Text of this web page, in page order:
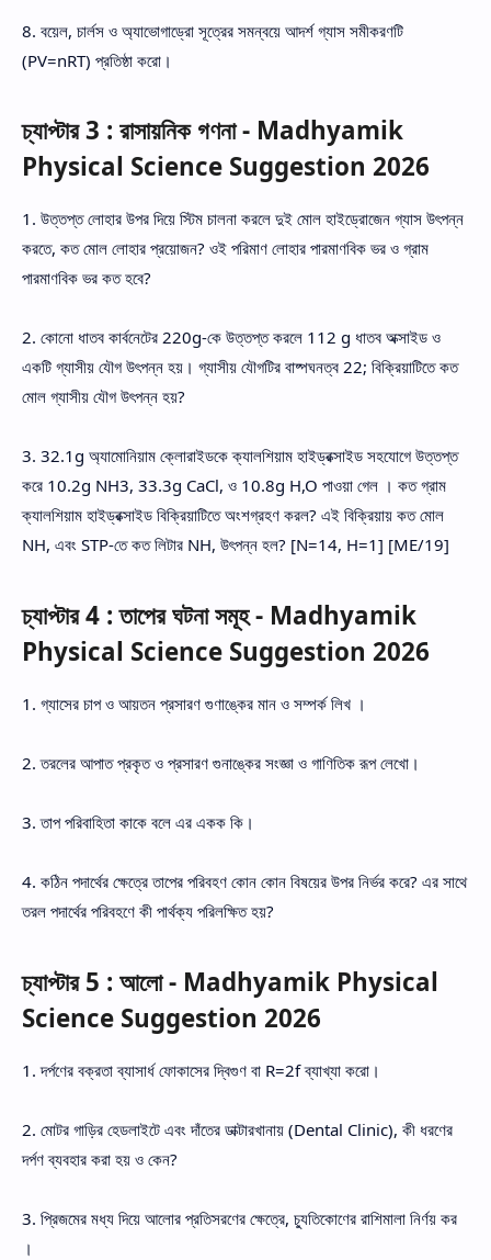
8. বয়েল, চার্লস ও অ্যাভোগাড্রো সূত্রের সমন্বয়ে আদর্শ গ্যাস সমীকরণটি
(PV=nRT) প্রতিষ্ঠা করো।
চ্যাপ্টার 3 : রাসায়নিক গণনা - Madhyamik
Physical Science Suggestion 2026
1. উত্তপ্ত লোহার উপর দিয়ে স্টিম চালনা করলে দুই মোল হাইড্রোজেন গ্যাস উৎপন্ন
করতে, কত মোল লোহার প্রয়োজন? ওই পরিমাণ লোহার পারমাণবিক ভর ও গ্রাম
পারমাণবিক ভর কত হবে?
2. কোনো ধাতব কার্বনেটের 220g-কে উত্তপ্ত করলে 112 g ধাতব অক্সাইড ও
একটি গ্যাসীয় যৌগ উৎপন্ন হয়। গ্যাসীয় যৌগটির বাষ্পঘনত্ব 22; বিক্রিয়াটিতে কত
মোল গ্যাসীয় যৌগ উৎপন্ন হয়?
3. 32.1g অ্যামোনিয়াম ক্লোরাইডকে ক্যালশিয়াম হাইড্রক্সাইড সহযোগে উত্তপ্ত
করে 10.2g NH3, 33.3g CaCl, ও 10.8g H,O পাওয়া গেল । কত গ্রাম
ক্যালশিয়াম হাইড্রক্সাইড বিক্রিয়াটিতে অংশগ্রহণ করল? এই বিক্রিয়ায় কত মোল
NH, এবং STP-তে কত লিটার NH, উৎপন্ন হল? [N=14, H=1] [ME/19]
চ্যাপ্টার 4 : তাপের ঘটনা সমূহ - Madhyamik
Physical Science Suggestion 2026
1. গ্যাসের চাপ ও আয়তন প্রসারণ গুণাঙ্কের মান ও সম্পর্ক লিখ ।
2. তরলের আপাত প্রকৃত ও প্রসারণ গুনাঙ্কের সংজ্ঞা ও গাণিতিক রূপ লেখো।
3. তাপ পরিবাহিতা কাকে বলে এর একক কি।
4. কঠিন পদার্থের ক্ষেত্রে তাপের পরিবহণ কোন কোন বিষয়ের উপর নির্ভর করে? এর সাথে
তরল পদার্থের পরিবহণে কী পার্থক্য পরিলক্ষিত হয়?
চ্যাপ্টার 5 : আলো - Madhyamik Physical
Science Suggestion 2026
1. দর্পণের বক্রতা ব্যাসার্ধ ফোকাসের দ্বিগুণ বা R=2f ব্যাখ্যা করো।
2. মোটর গাড়ির হেডলাইটে এবং দাঁতের ডাক্টারখানায় (Dental Clinic), কী ধরণের
দর্পণ ব্যবহার করা হয় ও কেন?
3. প্রিজমের মধ্য দিয়ে আলোর প্রতিসরণের ক্ষেত্রে, চ্যুতিকোণের রাশিমালা নির্ণয় কর
।